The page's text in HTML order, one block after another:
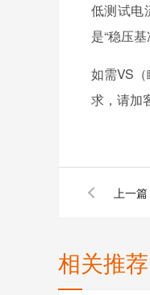
低测试电
是“稳压基
如需VS
求，请加
上一篇
相关推荐